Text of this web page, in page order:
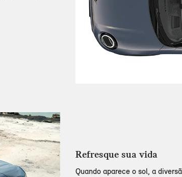
Refresque sua vida
Quando aparece o sol, a